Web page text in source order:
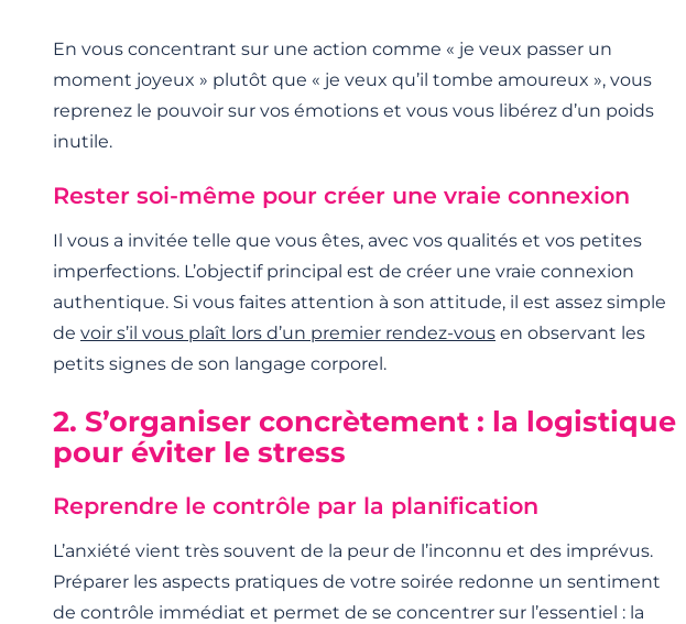
En vous concentrant sur une action comme « je veux passer un
moment joyeux » plutôt que « je veux qu’il tombe amoureux », vous
reprenez le pouvoir sur vos émotions et vous vous libérez d’un poids
inutile.
Rester soi-même pour créer une vraie connexion
Il vous a invitée telle que vous êtes, avec vos qualités et vos petites
imperfections. L’objectif principal est de créer une vraie connexion
authentique. Si vous faites attention à son attitude, il est assez simple
de voir s’il vous plaît lors d’un premier rendez-vous en observant les
petits signes de son langage corporel.
2. S’organiser concrètement : la logistique
pour éviter le stress
Reprendre le contrôle par la planification
L’anxiété vient très souvent de la peur de l’inconnu et des imprévus.
Préparer les aspects pratiques de votre soirée redonne un sentiment
de contrôle immédiat et permet de se concentrer sur l’essentiel : la